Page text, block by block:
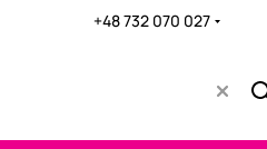
+48 732 070 027